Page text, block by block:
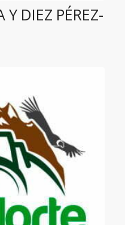
DIEZ PÉREZ-